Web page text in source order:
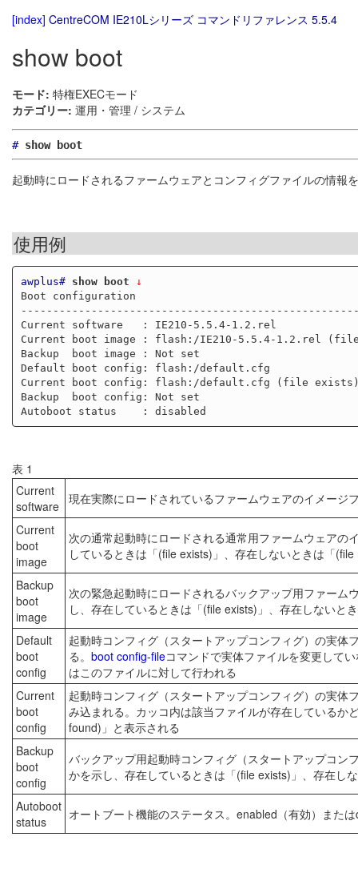
[index] CentreCOM IE210Lシリーズ コマンドリファレンス 5.5.4
show boot
モード: 特権EXECモード
カテゴリー: 運用・管理 / システム
# show boot
起動時にロードされるファームウェアとコンフィグファイルの情報
使用例
awplus# show boot ↓
Boot configuration
Current software   : IE210-5.5.4-1.2.rel
Current boot image : flash:/IE210-5.5.4-1.2.rel
Backup  boot image : Not set
Default boot config: flash:/default.cfg
Current boot config: flash:/default.cfg (file
Backup  boot config: Not set
表 1
Current
software 現在実際にロードされているファームウェアのイメージ
Current
boot
image
次の通常起動時にロードされる通常用ファームウェア
しているときは「(file exists)」、存在しないときは「
Backup
boot
image
次の緊急起動時にロードされるバックアップ用ファー
し、存在しているときは「(file exists)」、存在しない
Default
boot
config
起動時コンフィグ（スタートアップコンフィグ）の実
る。 boot config-fileコマンドで実体ファイルを変更して
はこのファイルに対して行われる
Current
boot
config
起動時コンフィグ（スタートアップコンフィグ）の実
み込まれる。カッコ内は該当ファイルが存在している
found)」と表示される
Backup
boot
config
バックアップ用起動時コンフィグ（スタートアップコン
かを示し、存在しているときは「(file exists)」、存在し
Autoboot
status
オートブート機能のステータス。enabled（有効）また